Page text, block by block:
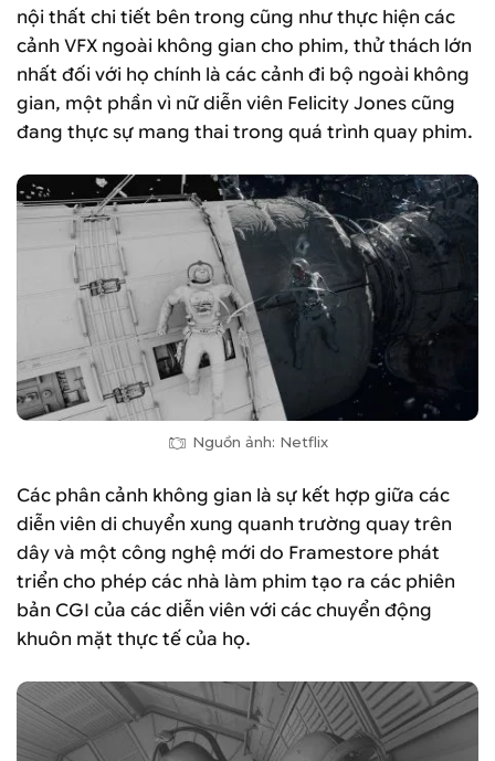
nội thất chi tiết bên trong cũng như thực hiện các
cảnh VFX ngoài không gian cho phim, thử thách lớn
nhất đối với họ chính là các cảnh đi bộ ngoài không
gian, một phần vì nữ diễn viên Felicity Jones cũng
đang thực sự mang thai trong quá trình quay phim.
Nguồn ảnh: Netflix
Các phân cảnh không gian là sự kết hợp giữa các
diễn viên di chuyển xung quanh trường quay trên
dây và một công nghệ mới do Framestore phát
triển cho phép các nhà làm phim tạo ra các phiên
bản CGI của các diễn viên với các chuyển động
khuôn mặt thực tế của họ.